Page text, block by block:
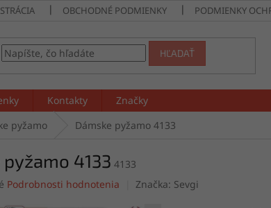
OBCHODNÉ PODMIENKY PODMIENKY
HĽADAŤ
Kontakty
Značky
pyžamo Dámske pyžamo 4133
4133 4133
Podrobnosti hodnotenia Značka: Sevgi